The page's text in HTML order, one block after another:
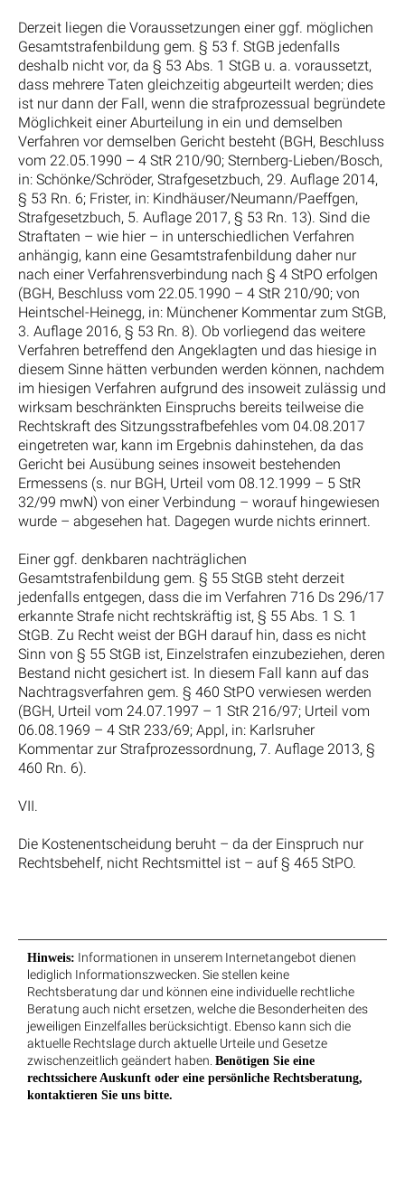
Derzeit liegen die Voraussetzungen einer ggf. möglichen
Gesamtstrafenbildung gem. § 53 f. StGB jedenfalls
deshalb nicht vor, da § 53 Abs. 1 StGB u. a. voraussetzt,
dass mehrere Taten gleichzeitig abgeurteilt werden; dies
ist nur dann der Fall, wenn die strafprozessual begründete
Möglichkeit einer Aburteilung in ein und demselben
Verfahren vor demselben Gericht besteht (BGH, Beschluss
vom 22.05.1990 – 4 StR 210/90; Sternberg-Lieben/Bosch,
in: Schönke/Schröder, Strafgesetzbuch, 29. Auflage 2014,
§ 53 Rn. 6; Frister, in: Kindhäuser/Neumann/Paeffgen,
Strafgesetzbuch, 5. Auflage 2017, § 53 Rn. 13). Sind die
Straftaten – wie hier – in unterschiedlichen Verfahren
anhängig, kann eine Gesamtstrafenbildung daher nur
nach einer Verfahrensverbindung nach § 4 StPO erfolgen
(BGH, Beschluss vom 22.05.1990 – 4 StR 210/90; von
Heintschel-Heinegg, in: Münchener Kommentar zum StGB,
3. Auflage 2016, § 53 Rn. 8). Ob vorliegend das weitere
Verfahren betreffend den Angeklagten und das hiesige in
diesem Sinne hätten verbunden werden können, nachdem
im hiesigen Verfahren aufgrund des insoweit zulässig und
wirksam beschränkten Einspruchs bereits teilweise die
Rechtskraft des Sitzungsstrafbefehles vom 04.08.2017
eingetreten war, kann im Ergebnis dahinstehen, da das
Gericht bei Ausübung seines insoweit bestehenden
Ermessens (s. nur BGH, Urteil vom 08.12.1999 – 5 StR
32/99 mwN) von einer Verbindung – worauf hingewiesen
wurde – abgesehen hat. Dagegen wurde nichts erinnert.
Einer ggf. denkbaren nachträglichen
Gesamtstrafenbildung gem. § 55 StGB steht derzeit
jedenfalls entgegen, dass die im Verfahren 716 Ds 296/17
erkannte Strafe nicht rechtskräftig ist, § 55 Abs. 1 S. 1
StGB. Zu Recht weist der BGH darauf hin, dass es nicht
Sinn von § 55 StGB ist, Einzelstrafen einzubeziehen, deren
Bestand nicht gesichert ist. In diesem Fall kann auf das
Nachtragsverfahren gem. § 460 StPO verwiesen werden
(BGH, Urteil vom 24.07.1997 – 1 StR 216/97; Urteil vom
06.08.1969 – 4 StR 233/69; Appl, in: Karlsruher
Kommentar zur Strafprozessordnung, 7. Auflage 2013, §
460 Rn. 6).
VII.
Die Kostenentscheidung beruht – da der Einspruch nur
Rechtsbehelf, nicht Rechtsmittel ist – auf § 465 StPO.
Hinweis: Informationen in unserem Internetangebot dienen
lediglich Informationszwecken. Sie stellen keine
Rechtsberatung dar und können eine individuelle rechtliche
Beratung auch nicht ersetzen, welche die Besonderheiten des
jeweiligen Einzelfalles berücksichtigt. Ebenso kann sich die
aktuelle Rechtslage durch aktuelle Urteile und Gesetze
zwischenzeitlich geändert haben. Benötigen Sie eine
rechtssichere Auskunft oder eine persönliche Rechtsberatung,
kontaktieren Sie uns bitte.